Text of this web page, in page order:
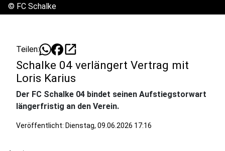
© FC Schalke
Teilen: open_in_new
Schalke 04 verlängert Vertrag mit
Loris Karius
Der FC Schalke 04 bindet seinen Aufstiegstorwart
längerfristig an den Verein.
Veröffentlicht: Dienstag, 09.06.2026 17:16